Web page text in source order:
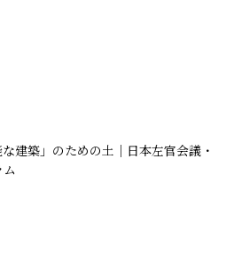
建築」のための土｜日本左官会議・